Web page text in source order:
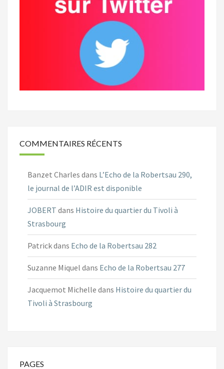
COMMENTAIRES RÉCENTS
Banzet Charles dans L’Echo de la Robertsau 290,
le journal de l’ADIR est disponible
JOBERT dans Histoire du quartier du Tivoli à
Strasbourg
Patrickdans Echo de la Robertsau 282
Suzanne Miquel dans Echo de la Robertsau 277
Jacquemot Michelle dans Histoire du quartier du
Tivoli à Strasbourg
PAGES